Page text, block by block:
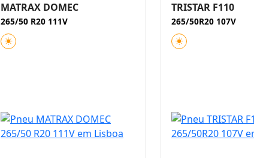
MATRAX DOMEC
265/50 R20 111V
TRISTAR F110
265/50R20 107V